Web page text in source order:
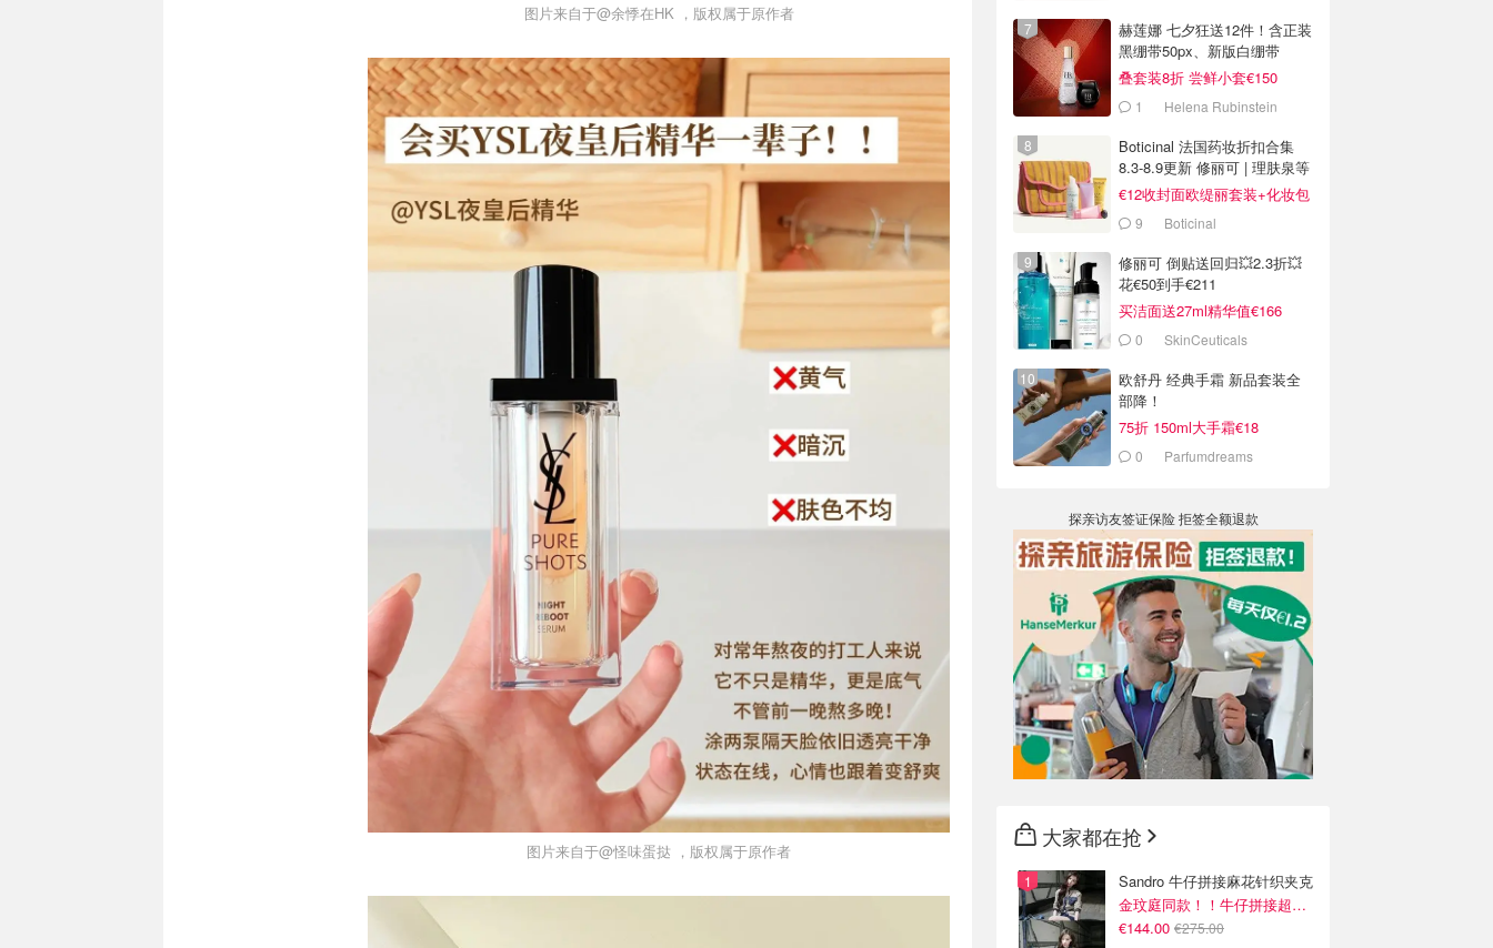
图片来自于@余悸在HK ，版权属于原作者
图片来自于@怪味蛋挞 ，版权属于原作者
赫莲娜 七夕狂送12件！含正装
黑绷带50px、新版白绷带
叠套装8折 尝鲜小套€150
1 Helena Rubinstein
Boticinal 法国药妆折扣合集
8.3-8.9更新 修丽可 | 理肤泉等
€12收封面欧缇丽套装+化妆包
9 Boticinal
修丽可 倒贴送回归💥2.3折💥
花€50到手€211
买洁面送27ml精华值€166
0 SkinCeuticals
欧舒丹 经典手霜 新品套装全
部降！
75折 150ml大手霜€18
0 Parfumdreams
探亲访友签证保险 拒签全额退款
大家都在抢
Sandro 牛仔拼接麻花针织夹克
金玟庭同款！！牛仔拼接超有层次感
€144.00 €275.00